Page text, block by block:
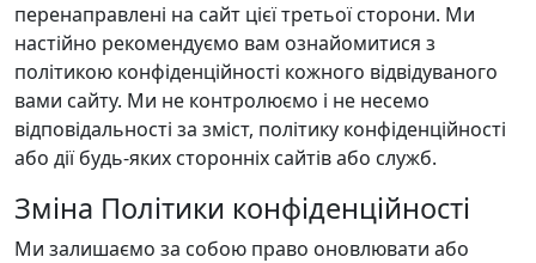
перенаправлені на сайт цієї третьої сторони. Ми
настійно рекомендуємо вам ознайомитися з
політикою конфіденційності кожного відвідуваного
вами сайту. Ми не контролюємо і не несемо
відповідальності за зміст, політику конфіденційності
або дії будь-яких сторонніх сайтів або служб.
Зміна Політики конфіденційності
Ми залишаємо за собою право оновлювати або